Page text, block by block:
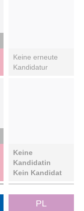
Keine erneute
Kandidatur
Keine
Kandidatin
Kein Kandidat
PL